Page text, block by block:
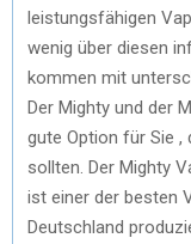
leistungsfähigen
wenig über diesen
kommen mit
Der Mighty und der
gute Option für Sie ,
sollten. Der Mighty
ist einer der besten
Deutschland